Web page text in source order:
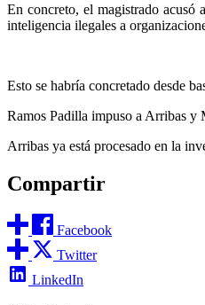
En concreto, el magistrado acusó
inteligencia ilegales a
Esto se habría concretado desde
Ramos Padilla impuso a Arribas y
Arribas ya está procesado en la
Compartir
Facebook
Twitter
LinkedIn